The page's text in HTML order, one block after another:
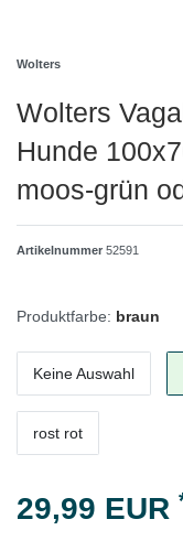
Wolters
Wolters
Hunde
moos-grün
Artikelnummer 52591
Produktfarbe: braun
Keine Auswahl
rost rot
29,99 EUR